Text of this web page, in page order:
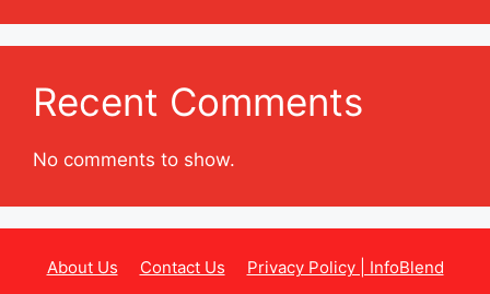
Recent Comments
No comments to show.
About Us Contact Us
Privacy Policy | InfoBlend